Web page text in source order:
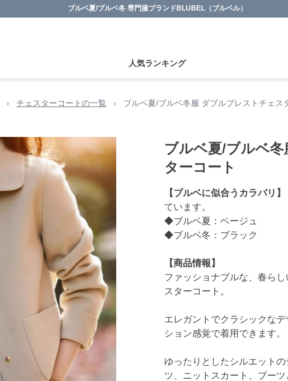
ブルベ夏/ブルベ冬 専門服ブランドBLUBEL（ブルベル）
人気ランキング
› チェスターコートの一覧 › ブルベ夏/ブルベ冬服 ダブルブレストチェス
ブルベ夏/ブルベ
ターコート
【ブルベに似合うカラバリ】
ています。
◆ブルベ夏：ベージュ
◆ブルベ冬：ブラック
【商品情報】
ファッショナブルな、春ら
スターコート。
エレガントでクラシックな
ション感覚で着用できます。
ゆったりとしたシルエット
ツ、ニットスカート、ブー